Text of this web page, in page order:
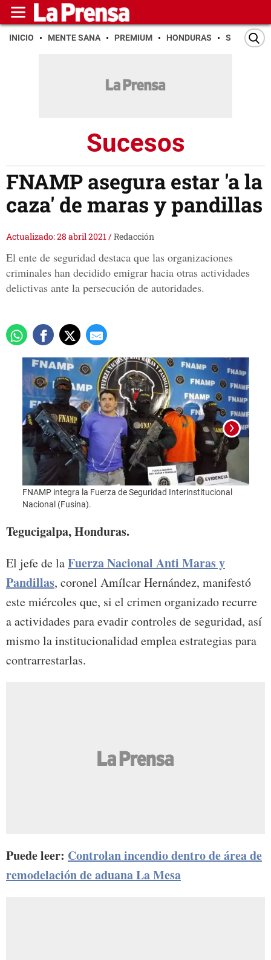
INICIO MENTE SANA PREMIUM HONDURAS SAN PEDRO
Sucesos
FNAMP asegura estar 'a la
caza' de maras y pandillas
Actualizado: 28 abril 2021/Redacción
El ente de seguridad destaca que las organizaciones
criminales han decidido emigrar hacia otras actividades
delictivas ante la persecución de autoridades.
FNAMP integra la Fuerza de Seguridad Interinstitucional
Nacional (Fusina).
Tegucigalpa, Honduras.
El jefe de laFuerza Nacional Anti Maras y
Pandillas, coronel Amílcar Hernández, manifestó
este miércoles que, si el crimen organizado recurre
a actividades para evadir controles de seguridad, así
mismo la institucionalidad emplea estrategias para
contrarrestarlas.
Puede leer: Controlan incendio dentro de área de
remodelación de aduana La Mesa